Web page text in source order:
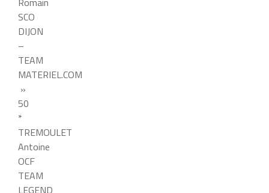
SCO
DIJON
–
TEAM
MATERIEL.COM
»
50
*
TREMOULET
Antoine
OCF
TEAM
LEGEND